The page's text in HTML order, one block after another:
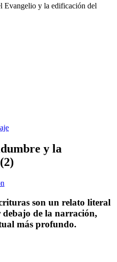
Evangelio y la edificación del
y la
son un relato literal
de la narración,
más profundo.